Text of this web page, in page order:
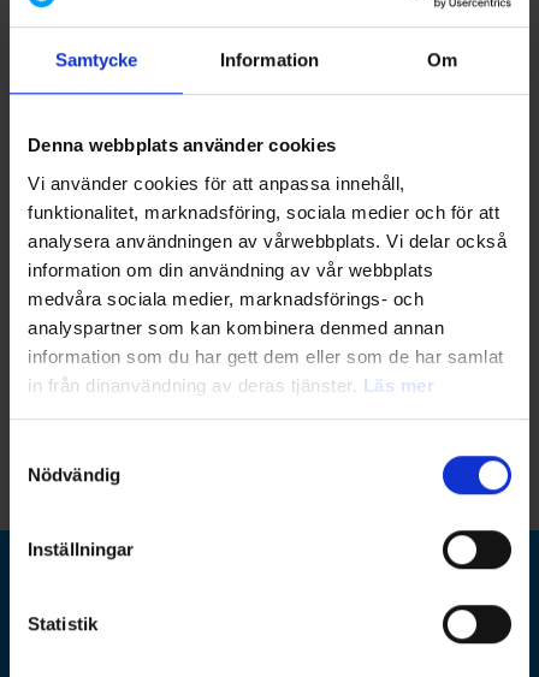
Samtycke Information Om
Denna webbplats använder cookies
Vi använder cookies för att anpassa innehåll,
funktionalitet, marknadsföring, sociala medier och för att
analysera användningen av vårwebbplats. Vi delar också
information om din användning av vår webbplats
medvåra sociala medier, marknadsförings- och
analyspartner som kan kombinera denmed annan
information som du har gett dem eller som de har samlat
in från dinanvändning av deras tjänster. Läs mer
Nödvändig
Inställningar
Statistik
Ramboll Group